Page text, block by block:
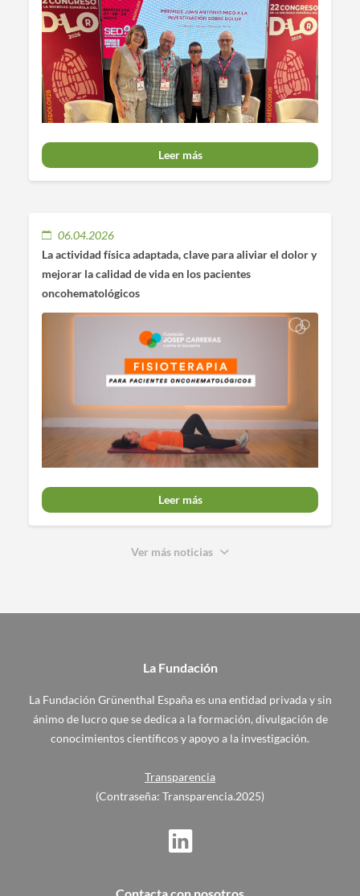
Leer más
06.04.2026
La actividad física adaptada, clave para aliviar el dolor y
mejorar la calidad de vida en los pacientes
oncohematológicos
Leer más
Ver más noticias
La Fundación
La Fundación Grünenthal España es una entidad privada y sin
ánimo de lucro que se dedica a la formación, divulgación de
conocimientos científicos y apoyo a la investigación.
Transparencia
(Contraseña: Transparencia.2025)